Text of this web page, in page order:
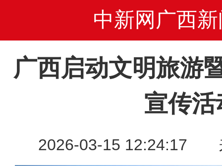
中新网广西新
广西启动文明旅游
宣传活
2026-03-15 12:24:17